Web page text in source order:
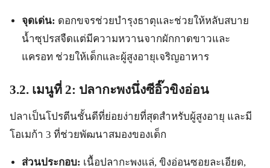
จุดเด่น: ดอกขจรช่วยบำรุงธาตุและช่วยให้หลับสบาย
น้ำซุปรสจืดแต่มีความหวานจากผักกาดขาวและ
แครอท ช่วยให้เด็กและผู้สูงอายุเจริญอาหาร
3.2. เมนูที่ 2: ปลากะพงนึ่งซีอิ๊วขิงอ่อน
ปลาเป็นโปรตีนชั้นดีที่ย่อยง่ายที่สุดสำหรับผู้สูงอายุ และมี
โอเมก้า 3 ที่ช่วยพัฒนาสมองของเด็ก
ส่วนประกอบ: เนื้อปลากะพงแล่, ขิงอ่อนซอยละเอียด,